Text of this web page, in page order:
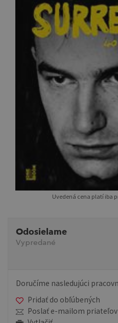
Uvedená cena platí iba
Odosielame
Vypredané
Doručíme nasledujúci
Pridať do obľúbených
Poslať e-mailom